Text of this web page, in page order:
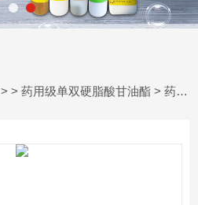
> >药用级单双硬脂酸甘油酯 > 药用级单双硬脂酸甘油酯 全国发货